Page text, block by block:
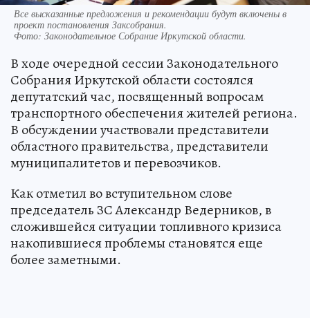
Все высказанные предложения и рекомендации будут включены в
проект постановления Заксобрания.
Фото: Законодательное Собрание Иркутской области.
В ходе очередной сессии Законодательного
Собрания Иркутской области состоялся
депутатский час, посвященный вопросам
транспортного обеспечения жителей региона.
В обсуждении участвовали представители
областного правительства, представители
муниципалитетов и перевозчиков.
Как отметил во вступительном слове
председатель ЗС Александр Ведерников, в
сложившейся ситуации топливного кризиса
накопившиеся проблемы становятся еще
более заметными.